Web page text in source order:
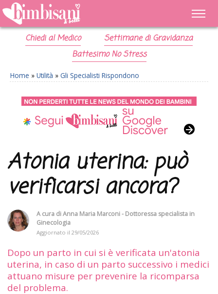
Chiedi al Medico
Settimane di Gravidanza
Battesimo No Stress
Home » Utilità » Gli Specialisti Rispondono
Atonia uterina: può
verificarsi ancora?
A cura diAnna Maria Marconi - Dottoressa specialista in
Ginecologia
Aggiornato il 29/05/2026
Dopo un parto in cui si è verificata un'atonia
uterina, in caso di un parto successivo i medici
attuano misure per prevenire la ricomparsa
del problema.